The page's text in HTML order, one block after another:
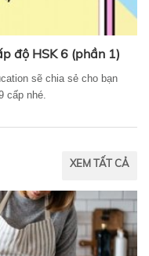
độ HSK 6 (phần 1)
sẽ chia sẻ cho bạn
cấp nhé.
XEM TẤT CẢ